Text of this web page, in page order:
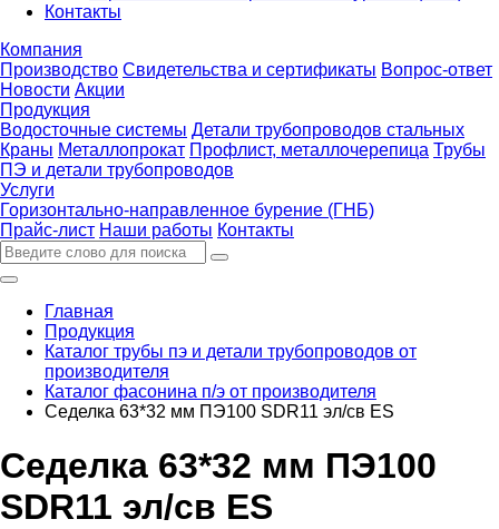
Контакты
Компания
Производство Свидетельства и сертификаты Вопрос-ответ
Новости Акции
Продукция
Водосточные системы Детали трубопроводов стальных
Краны Металлопрокат Профлист, металлочерепица Трубы
ПЭ и детали трубопроводов
Услуги
Горизонтально-направленное бурение (ГНБ)
Прайс-лист Наши работы Контакты
Главная
Продукция
Каталог трубы пэ и детали трубопроводов от
производителя
Каталог фасонина п/э от производителя
Седелка 63*32 мм ПЭ100 SDR11 эл/св ES
Седелка 63*32 мм ПЭ100
SDR11 эл/св ES